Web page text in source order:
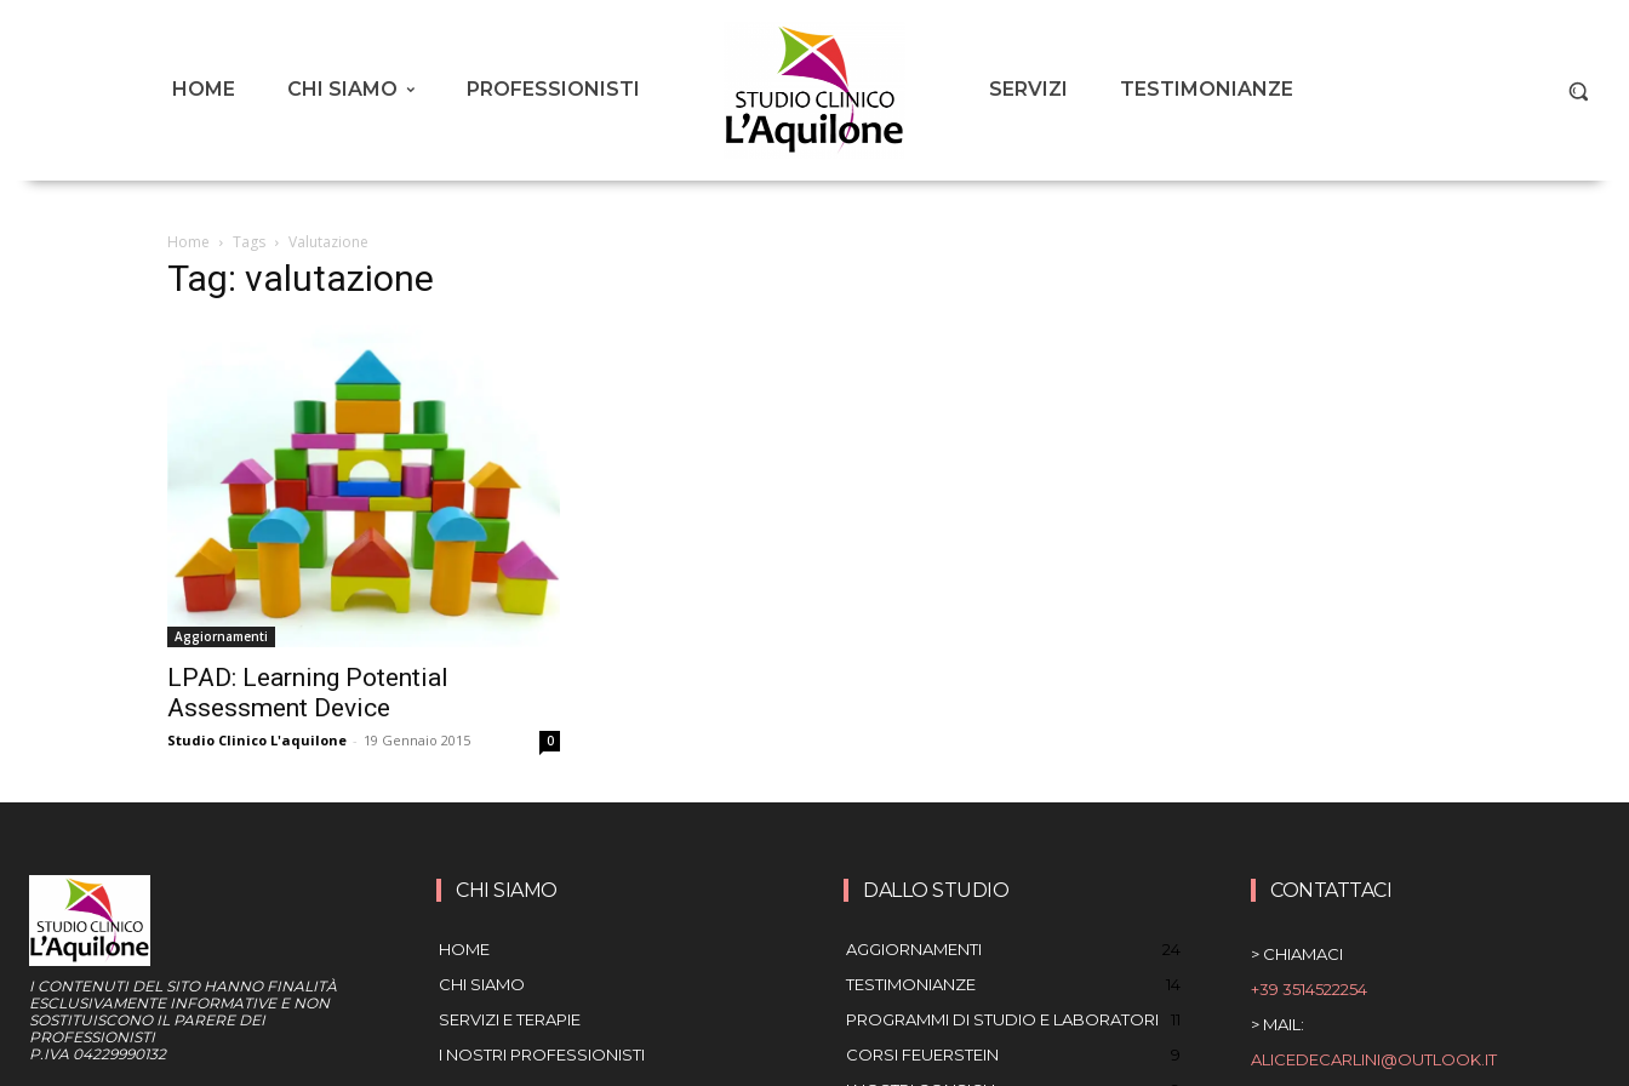
HOME CHI SIAMO PROFESSIONISTI SERVIZI TESTIMONIANZE
Home Tags Valutazione
Tag: valutazione
Aggiornamenti
LPAD: Learning Potential
Assessment Device
Studio Clinico L'aquilone - 19 Gennaio 2015 0
I CONTENUTI DEL SITO HANNO FINALITÀ
ESCLUSIVAMENTE INFORMATIVE E NON
SOSTITUISCONO IL PARERE DEI
PROFESSIONISTI
P.IVA 04229990132
CHI SIAMO
HOME
CHI SIAMO
SERVIZI E TERAPIE
I NOSTRI PROFESSIONISTI
DALLO STUDIO
AGGIORNAMENTI
24
TESTIMONIANZE
14
PROGRAMMI DI STUDIO E LABORATORI
11
CORSI FEUERSTEIN
9
CONTATTACI
> CHIAMACI
+39 3514522254
> MAIL:
ALICEDECARLINI@OUTLOOK.IT